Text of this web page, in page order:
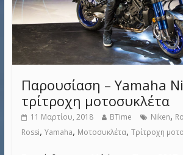
Παρουσίαση – Yamaha
τρίτροχη μοτοσυκλέτα
11 Μαρτίου, 2018 BTime Niken,
Rossi, Yamaha, Μοτοσυκλέτα, Τρίτροχη